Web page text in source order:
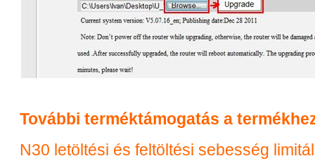
További terméktámogatás a
N30 letöltési és feltöltési sebesség